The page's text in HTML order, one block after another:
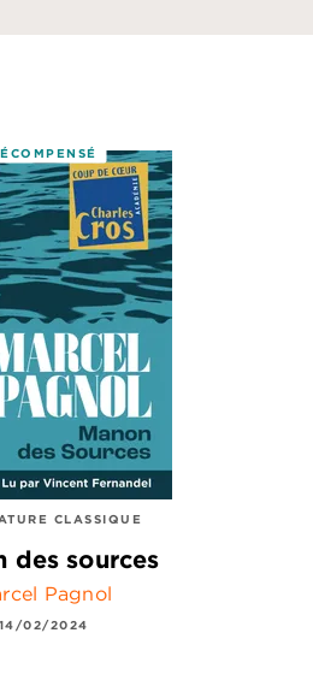
CLASSIQUE
des sources
Pagnol
14/02/2024